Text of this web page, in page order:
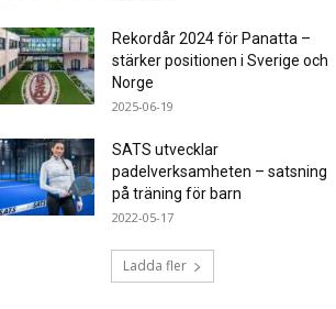
Rekordår 2024 för Panatta –
stärker positionen i Sverige och
Norge
2025-06-19
SATS utvecklar
padelverksamheten – satsning
på träning för barn
2022-05-17
Ladda fler